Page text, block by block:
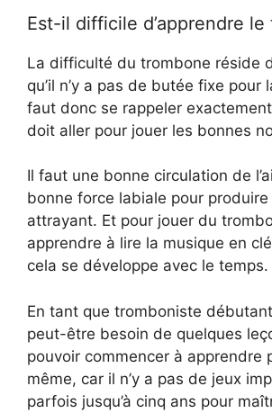
Est-il difficile d’apprendre le
La difficulté du trombone réside
qu’il n’y a pas de butée fixe pour
faut donc se rappeler
doit aller pour jouer les bonnes
Il faut une bonne circulation de
bonne force labiale pour produire
attrayant. Et pour jouer du
apprendre à lire la musique en
cela se développe avec le temps.
En tant que tromboniste
peut-être besoin de quelques
pouvoir commencer à apprendre
même, car il n’y a pas de jeux
parfois jusqu’à cinq ans pour